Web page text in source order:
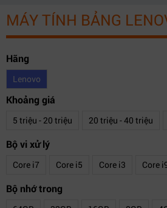
MÁY TÍNH BẢNG
Hãng
Lenovo
Khoảng giá
5 triệu - 20 triệu 20 triệu - 40 triệu
20 triệu - 25 triệu
35 triệu - 40 triệu
40 triệu - 45 triệu
Trên 50 Triệu
Bộ vi xử lý
Core i7 Core i5 Core i3 Core
Ryzen 9
Ryzen 7
Bộ nhớ trong